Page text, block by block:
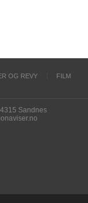
OG REVY
FILM
Sandnes